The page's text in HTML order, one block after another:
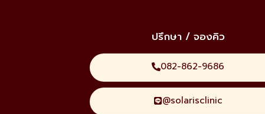
ปรึกษา / จองคิว
082-862-9686
@solarisclinic